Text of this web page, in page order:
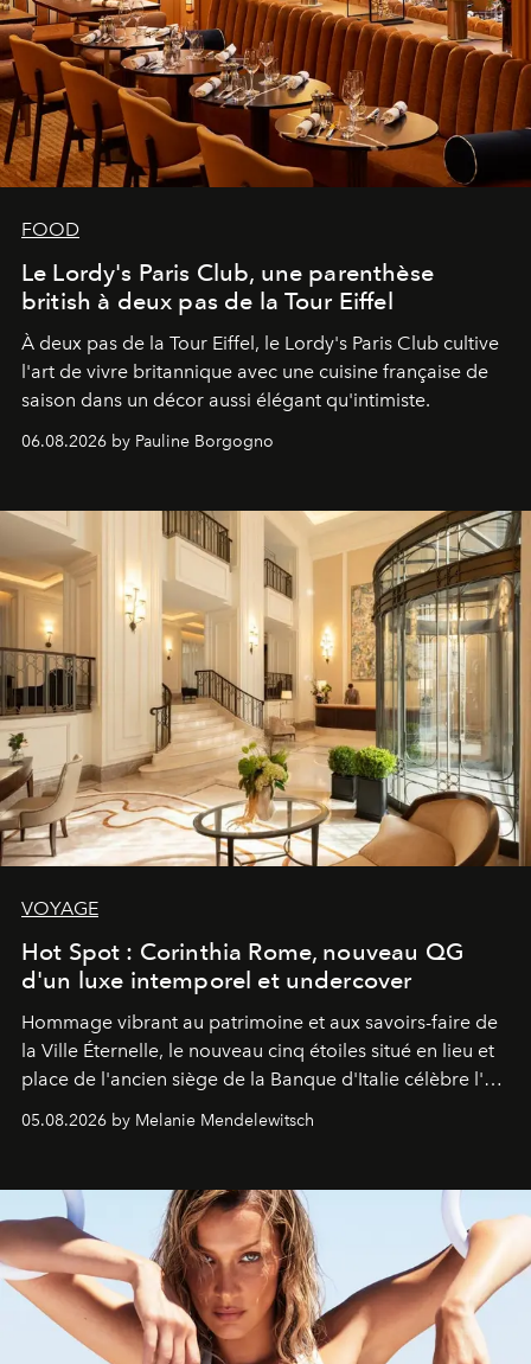
FOOD
Le Lordy's Paris Club, une parenthèse
british à deux pas de la Tour Eiffel
À deux pas de la Tour Eiffel, le Lordy's Paris Club cultive
l'art de vivre britannique avec une cuisine française de
saison dans un décor aussi élégant qu'intimiste.
06.08.2026 by Pauline Borgogno
VOYAGE
Hot Spot : Corinthia Rome, nouveau QG
d'un luxe intemporel et undercover
Hommage vibrant au patrimoine et aux savoirs-faire de
la Ville Éternelle, le nouveau cinq étoiles situé en lieu et
place de l'ancien siège de la Banque d'Italie célèbre l'art
05.08.2026 by Melanie Mendelewitsch